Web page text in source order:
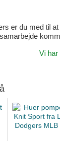
er du med til
Vi har